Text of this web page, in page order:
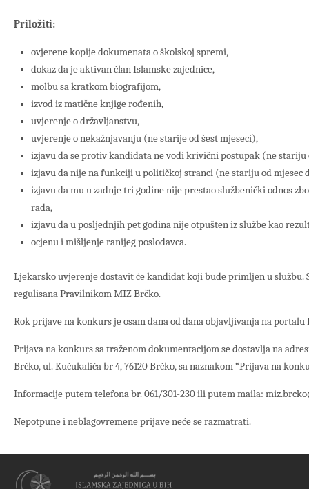
Priložiti:
ovjerene kopije dokumenata o školskoj spremi,
dokaz da je aktivan član Islamske zajednice,
molbu sa kratkom biografijom,
izvod iz matične knjige rođenih,
uvjerenje o državljanstvu,
uvjerenje o nekažnjavanju (ne starije od šest mjeseci),
izjavu da se protiv kandidata ne vodi krivični postupak (ne stariju
izjavu da nije na funkciji u političkoj stranci (ne stariju od mjesec
izjavu da mu u zadnje tri godine nije prestao službenički odnos
rada,
izjavu da u posljednjih pet godina nije otpušten iz službe kao
ocjenu i mišljenje ranijeg poslodavca.
Ljekarsko uvjerenje dostavit će kandidat koji bude primljen u službu.
regulisana Pravilnikom MIZ Brčko.
Rok prijave na konkurs je osam dana od dana objavljivanja na portalu
Prijava na konkurs sa traženom dokumentacijom se dostavlja na
Brčko, ul. Kučukalića br 4, 76120 Brčko, sa naznakom “Prijava na
Informacije putem telefona br. 061/301-230 ili putem maila:
Nepotpune i neblagovremene prijave neće se razmatrati.